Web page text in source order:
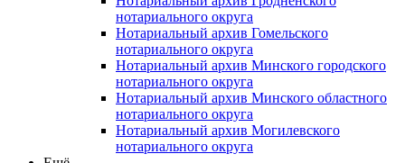
нотариального округа
Нотариальный архив Гомельского
нотариального округа
Нотариальный архив Минского городского
нотариального округа
Нотариальный архив Минского областного
нотариального округа
Нотариальный архив Могилевского
нотариального округа